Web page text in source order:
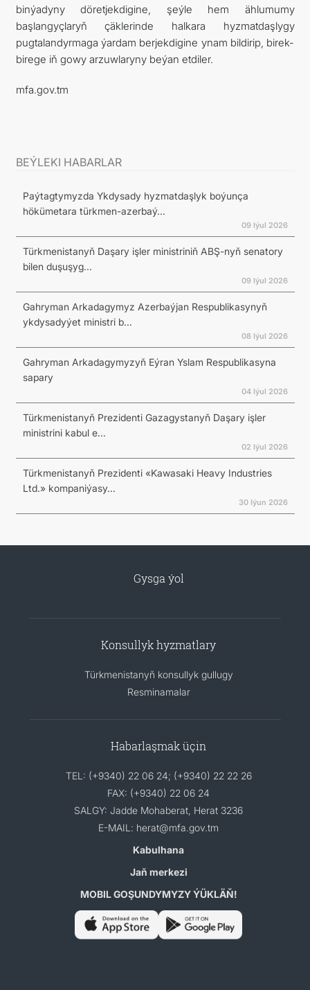
binýadyny döretjekdigine, şeýle hem ählumumy
başlangyçlaryň çäklerinde halkara hyzmatdaşlygy
pugtalandyrmaga ýardam berjekdigine ynam bildirip, birek-
birege iň gowy arzuwlaryny beýan etdiler.
mfa.gov.tm
BEÝLEKI HABARLAR
Paýtagtymyzda Ykdysady hyzmatdaşlyk boýunça
hökümetara türkmen-azerbaý...
09 Iýul 2026
Türkmenistanyň Daşary işler ministriniň ABŞ-nyň senatory
bilen duşuşyg...
09 Iýul 2026
Gahryman Arkadagymyz Azerbaýjan Respublikasynyň
ykdysadyýet ministri b...
08 Iýul 2026
Gahryman Arkadagymyzyň Eýran Yslam Respublikasyna
sapary
04 Iýul 2026
Türkmenistanyň Prezidenti Gazagystanyň Daşary işler
ministrini kabul e...
02 Iýul 2026
Türkmenistanyň Prezidenti «Kawasaki Heavy Industries
Ltd.» kompaniýasy...
30 Iýun 2026
Gysga ýol
Konsullyk hyzmatlary
Türkmenistanyň konsullyk gullugy
Resminamalar
Habarlaşmak üçin
TEL: (+9340) 22 06 24; (+9340) 22 22 26
FAX: (+9340) 22 06 24
SALGY: Jadde Mohaberat, Herat 3236
E-MAIL: herat@mfa.gov.tm
Kabulhana
Jaň merkezi
MOBIL GOŞUNDYMYZY ÝÜKLÄŇ!